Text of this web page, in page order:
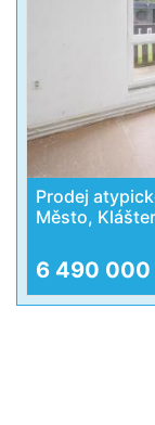
Prodej
Město,
6 490 000